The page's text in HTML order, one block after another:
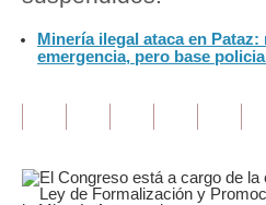
Editorial
Pregunta de hoy
Lujo
Minería ilegal ataca en Pataz:
emergencia, pero base